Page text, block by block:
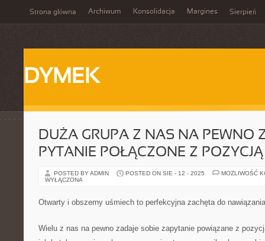
Strona główna Archiwum Konsolidacja Margines Sierpień
DYMEK
DUŻA GRUPA Z NAS NA PEWNO
PYTANIE POŁĄCZONE Z
POSTED BY ADMIN POSTED ON SIE - 12 - 2025
MOŻLIWOŚĆ
WYŁĄCZONA
Otwarty i obszerny uśmiech to perfekcyjna zachęta do
Wielu z nas na pewno zadaje sobie zapytanie powiązane z